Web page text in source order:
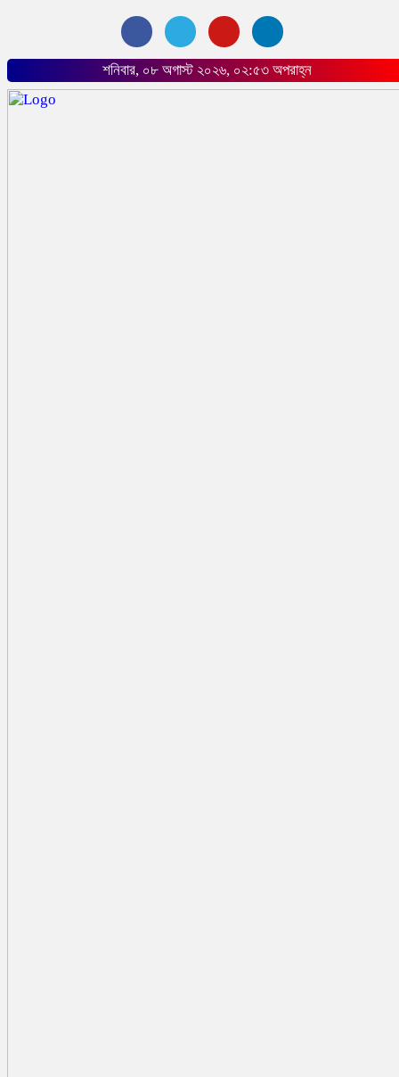
শনিবার, ০৮ অগাস্ট ২০২৬, ০২:৫৩ অপরাহ্ন